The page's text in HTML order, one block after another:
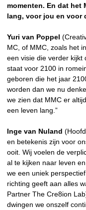
momenten. En dat het
lang, voor jou en voor
Yuri van Poppel
MC, of MMC, zoals het
een visie die verder kijkt
staat voor 2100 in
geboren die het jaar
worden dan we nu
we zien dat MMC er
een leven lang.”
Inge van Nuland
en betekenis zijn voor
ooit. Wij voelen de
al te kijken naar leven
we een uniek
richting geeft aan alles
Partner The Cre8ion
dwingen we onszelf